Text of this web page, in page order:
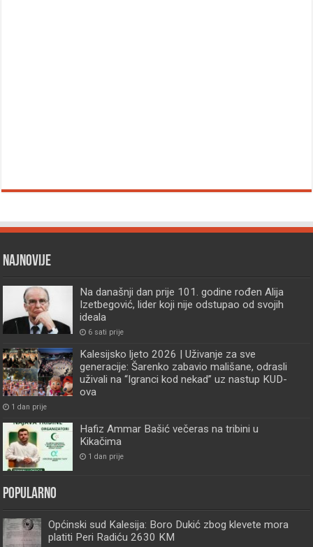
Najnovije
Na današnji dan prije 101. godine rođen Alija
Izetbegović, lider koji nije odstupao od svojih
ideala
6 sati prije
Kalesijsko ljeto 2026 | Uživanje za sve
generacije: Šarenko zabavio mališane, odrasli
uživali na “Igranci kod nekad” uz nastup KUD-
ova
1 dan prije
Hafiz Ammar Bašić večeras na tribini u
Kikačima
1 dan prije
Popularno
Općinski sud Kalesija: Boro Dukić zbog klevete mora
platiti Peri Radiću 2630 KM